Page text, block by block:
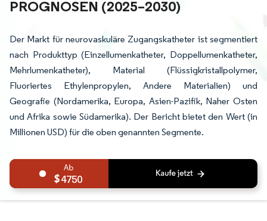
ROGNOSEN (2025–2030)
Der Markt für neurovaskuläre Zugangskatheter ist segmentiert
nach Produkttyp (Einzellumenkatheter, Doppellumenkatheter,
Mehrlumenkatheter), Material (Flüssigkristallpolymer,
Fluoriertes Ethylenpropylen, Andere Materialien) und
Geografie (Nordamerika, Europa, Asien-Pazifik, Naher Osten
und Afrika sowie Südamerika). Der Bericht bietet den Wert (in
Millionen USD) für die oben genannten Segmente.
4750